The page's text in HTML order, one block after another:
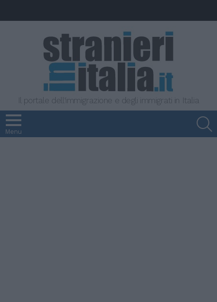
Il portale dell'immigrazione e degli immigrati in Italia
Menu